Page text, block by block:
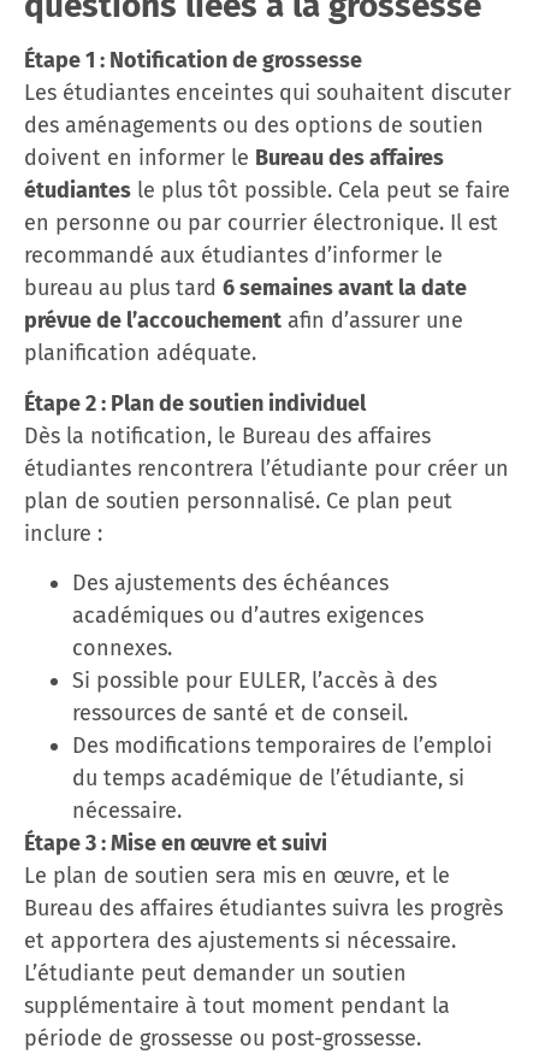
Étape 1 : Notification de grossesse
Les étudiantes enceintes qui souhaitent discuter
des aménagements ou des options de soutien
doivent en informer le Bureau des affaires
étudiantes le plus tôt possible. Cela peut se faire
en personne ou par courrier électronique. Il est
recommandé aux étudiantes d’informer le
bureau au plus tard 6 semaines avant la date
prévue de l’accouchement afin d’assurer une
planification adéquate.
Étape 2 : Plan de soutien individuel
Dès la notification, le Bureau des affaires
étudiantes rencontrera l’étudiante pour créer un
plan de soutien personnalisé. Ce plan peut
inclure :
Des ajustements des échéances
académiques ou d’autres exigences
connexes.
Si possible pour EULER, l’accès à des
ressources de santé et de conseil.
Des modifications temporaires de l’emploi
du temps académique de l’étudiante, si
nécessaire.
Étape 3 : Mise en œuvre et suivi
Le plan de soutien sera mis en œuvre, et le
Bureau des affaires étudiantes suivra les progrès
et apportera des ajustements si nécessaire.
L’étudiante peut demander un soutien
supplémentaire à tout moment pendant la
période de grossesse ou post-grossesse.